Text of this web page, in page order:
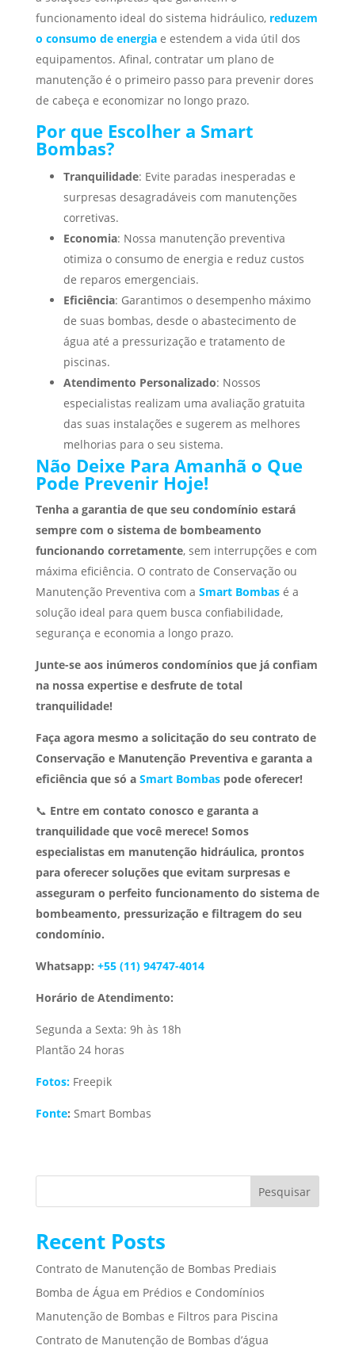
funcionamento ideal do sistema hidráulico, reduzem
o consumo de energiae estendem a vida útil dos
equipamentos. Afinal, contratar um plano de
manutenção é o primeiro passo para prevenir dores
de cabeça e economizar no longo prazo.
Por que Escolher a Smart
Bombas?
Tranquilidade: Evite paradas inesperadas e
surpresas desagradáveis com manutenções
corretivas.
Economia: Nossa manutenção preventiva
otimiza o consumo de energia e reduz custos
de reparos emergenciais.
Eficiência: Garantimos o desempenho máximo
de suas bombas, desde o abastecimento de
água até a pressurização e tratamento de
piscinas.
Atendimento Personalizado: Nossos
especialistas realizam uma avaliação gratuita
das suas instalações e sugerem as melhores
melhorias para o seu sistema.
Não Deixe Para Amanhã o Que
Pode Prevenir Hoje!
Tenha a garantia de que seu condomínio estará
sempre com o sistema de bombeamento
funcionando corretamente, sem interrupções e com
máxima eficiência. O contrato de Conservação ou
Manutenção Preventiva com a Smart Bombasé a
solução ideal para quem busca confiabilidade,
segurança e economia a longo prazo.
Junte-se aos inúmeros condomínios que já confiam
na nossa expertise e desfrute de total
tranquilidade!
Faça agora mesmo a solicitação do seu contrato de
Conservação e Manutenção Preventiva e garanta a
eficiência que só a Smart Bombaspode oferecer!
📞 Entre em contato conosco e garanta a
tranquilidade que você merece! Somos
especialistas em manutenção hidráulica, prontos
para oferecer soluções que evitam surpresas e
asseguram o perfeito funcionamento do sistema de
bombeamento, pressurização e filtragem do seu
condomínio.
Whatsapp: +55 (11) 94747-4014
Horário de Atendimento:
Segunda a Sexta: 9h às 18h
Plantão 24 horas
Fotos:Freepik
Fonte: Smart Bombas
Pesquisar
Recent Posts
Contrato de Manutenção de Bombas Prediais
Bomba de Água em Prédios e Condomínios
Manutenção de Bombas e Filtros para Piscina
Contrato de Manutenção de Bombas d’água